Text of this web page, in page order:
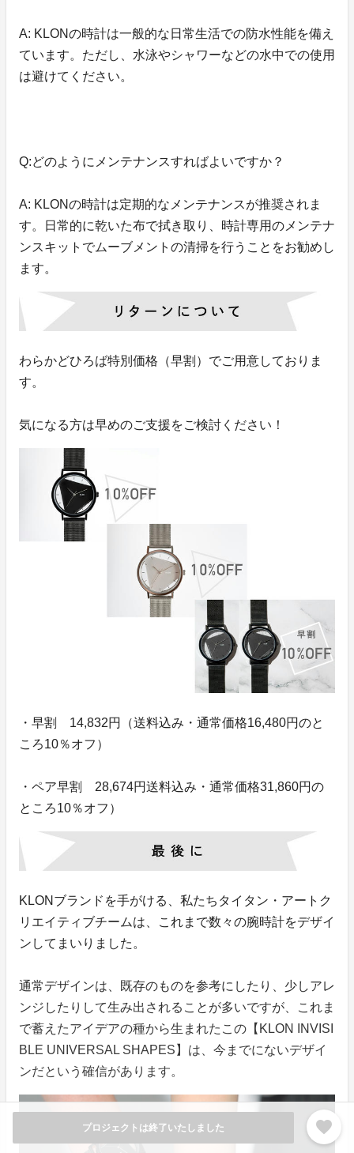
プロジェクトは終了いたしました favorite
A: KLONの時計は一般的な日常生活での防水性能を備え
ています。ただし、水泳やシャワーなどの水中での使用
は避けてください。
Q:どのようにメンテナンスすればよいですか？
A: KLONの時計は定期的なメンテナンスが推奨されま
す。日常的に乾いた布で拭き取り、時計専用のメンテナ
ンスキットでムーブメントの清掃を行うことをお勧めし
ます。
わらかどひろば特別価格（早割）でご用意しておりま
す。
気になる方は早めのご支援をご検討ください！
・早割 14,832円（送料込み・通常価格16,480円のと
ころ10％オフ）
・ペア早割 28,674円送料込み・通常価格31,860円の
ところ10％オフ）
KLONブランドを手がける、私たちタイタン・アートク
リエイティブチームは、これまで数々の腕時計をデザイ
ンしてまいりました。
通常デザインは、既存のものを参考にしたり、少しアレ
ンジしたりして生み出されることが多いですが、これま
で蓄えたアイデアの種から生まれたこの【KLON INVISI
BLE UNIVERSAL SHAPES】は、今までにないデザイ
ンだという確信があります。